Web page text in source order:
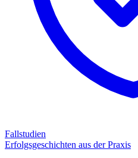
Fallstudien
Erfolgsgeschichten aus der Praxis